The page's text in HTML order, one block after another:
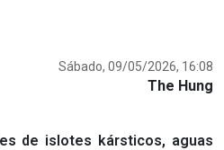
Sábado, 09/05/2026, 16:08
The Hung
de islotes kársticos, aguas